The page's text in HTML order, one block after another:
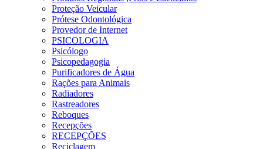
Proteção Veicular
Prótese Odontológica
Provedor de Internet
PSICOLOGIA
Psicólogo
Psicopedagogia
Purificadores de Água
Rações para Animais
Radiadores
Rastreadores
Reboques
Recepções
RECEPÇÕES
Reciclagem